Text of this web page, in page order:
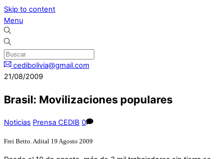
Skip to content
Menu
cedibolivia@gmail.com
21/08/2009
Brasil: Movilizaciones populares
Noticias Prensa CEDIB 0
Frei Betto. Adital 19 Agosto 2009